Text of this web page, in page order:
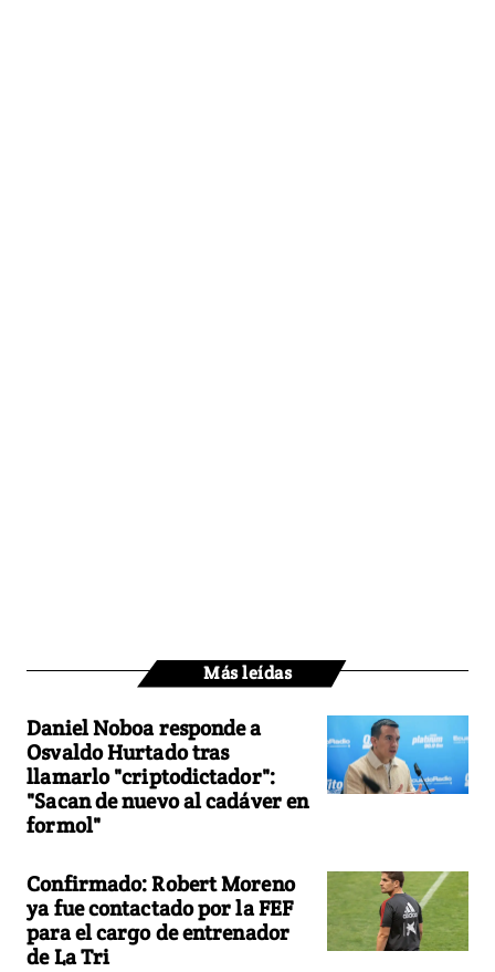
Más leídas
Daniel Noboa responde a
Osvaldo Hurtado tras
llamarlo "criptodictador":
"Sacan de nuevo al cadáver en
formol"
Confirmado: Robert Moreno
ya fue contactado por la FEF
para el cargo de entrenador
de La Tri